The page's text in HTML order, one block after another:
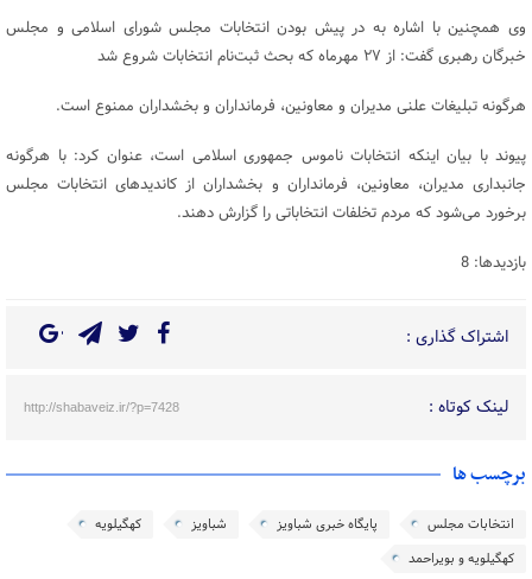
وی همچنین با اشاره به در پیش بودن انتخابات مجلس شورای اسلامی و مجلس
خبرگان رهبری گفت: از ۲۷ مهرماه که بحث ثبت‌نام انتخابات شروع شد
هرگونه تبلیغات علنی مدیران و معاونین، فرمانداران و بخشداران ممنوع است.
پیوند با بیان اینکه انتخابات ناموس جمهوری اسلامی است، عنوان کرد: با هرگونه
جانبداری مدیران، معاونین، فرمانداران و بخشداران از کاندیدهای انتخابات مجلس
برخورد می‌شود که مردم تخلفات انتخاباتی را گزارش دهند.
بازدیدها: 8
اشتراک گذاری :
لینک کوتاه : http://shabaveiz.ir/?p=7428
برچسب ها
انتخابات مجلس پایگاه خبری شباویز شباویز
کهگیلویه
کهگیلویه و بویراحمد